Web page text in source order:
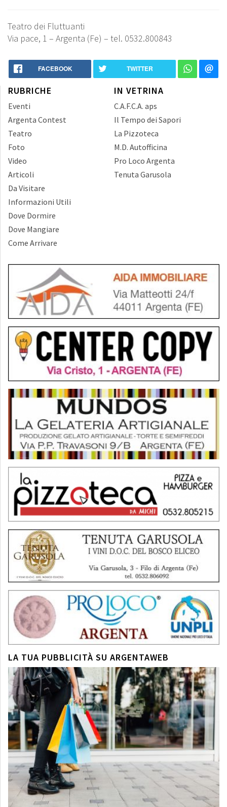
Teatro dei Fluttuanti
Via pace, 1 – Argenta (Fe) – tel. 0532.800843
FACEBOOK TWITTER
RUBRICHE
Eventi
Argenta Contest
Teatro
Foto
Video
Articoli
Da Visitare
Informazioni Utili
Dove Dormire
Dove Mangiare
Come Arrivare
IN VETRINA
C.A.F.C.A. aps
Il Tempo dei Sapori
La Pizzoteca
M.D. Autofficina
Pro Loco Argenta
Tenuta Garusola
LA TUA PUBBLICITÀ SU ARGENTAWEB